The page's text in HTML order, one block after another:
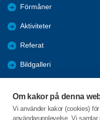
Om kakor på denna
Vi använder kakor (cookies)
användarupplevelse. Vi
Förmåner
Aktiviteter
Referat
Bildgalleri